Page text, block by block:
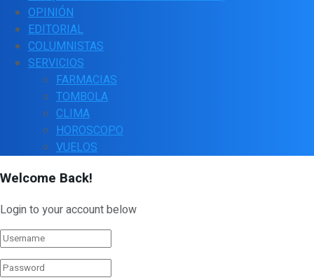
OPINIÓN
EDITORIAL
COLUMNISTAS
SERVICIOS
FARMACIAS
TOMBOLA
CLIMA
HOROSCOPO
VUELOS
Welcome Back!
Login to your account below